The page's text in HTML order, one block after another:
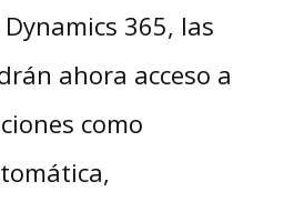
365, las
ahora acceso a
como